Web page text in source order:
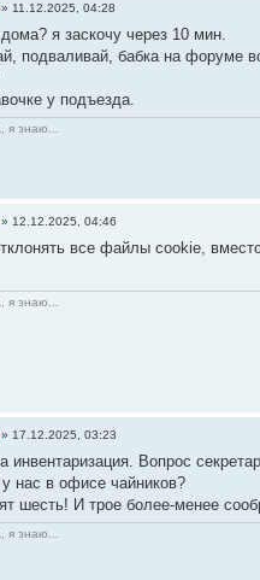
» 11.12.2025, 04:28
я заскочу через 10 мин.
подваливай, бабка на форуме
у подъезда.
я знаю...
» 12.12.2025, 04:46
все файлы сооkiе,
я знаю...
» 17.12.2025, 03:23
инвентаризация. Вопрос
нас в офисе чайников?
шесть! И трое более-менее
я знаю...